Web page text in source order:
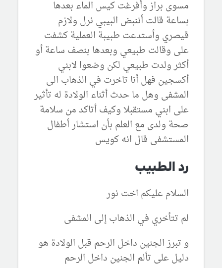
مسوى براز وأفرغت كيس الماء بعدها
بساعة قالت أننبض البيبي نرل ولازم
قيصري وأستدعت طبيبة العملية كشفت
على وقالت طبيعي وبعدها بنصف ساعة أو
أكثر ولدت طبيعي لكن وضعوا لابني
أكسجين فهل أنا تاخرت في الذهاب الى
المشفى وهل ما حدث أثناء الولادة له تأثير
على ابني مستقبلا وكيف أتاكد من سلامة
صحة ولدى مع العلم بأن استشار أطفال
المستشفى قال انه كويس
رد الطبيب
السلام عليكم اخت نور
لم تتأخري في الذهاب إلى المشفى
و تبرز الجنين داخل الرحم قبل الولادة هو
دليل على تألم الجنين داخل الرحم